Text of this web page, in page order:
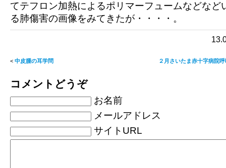
てテフロン加熱によるポリマーフュームなどなど
る肺傷害の画像をみてきたが・・・・。
< 中皮腫の耳学問 ２月さいたま赤十字病院
コメントどうぞ
お名前
メールアドレス
サイトURL